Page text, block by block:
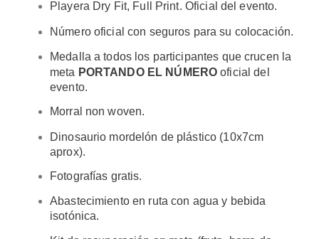
Playera Dry Fit, Full Print. Oficial del evento.
Número oficial con seguros para su colocación.
Medalla a todos los participantes que crucen la
meta PORTANDO EL NÚMERO oficial del
evento.
Morral non woven.
Dinosaurio mordelón de plástico (10x7cm
aprox).
Fotografías gratis.
Abastecimiento en ruta con agua y bebida
isotónica.